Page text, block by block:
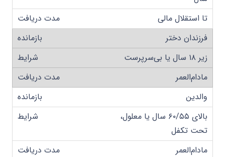
تا استقلال مالی
فرزندان دختر
زیر ۱۸ سال یا بی‌سرپرست
مادام‌العمر
والدین
بالای ۶۰/۵۵ سال یا معلول،
تحت تکفل
مادام‌العمر